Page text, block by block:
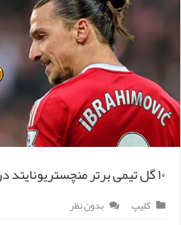
۱۰ گل تیمی برتر منچستریونایتد در فصل ۲۰۱۶/۱۷
کلیپ بدون نظر